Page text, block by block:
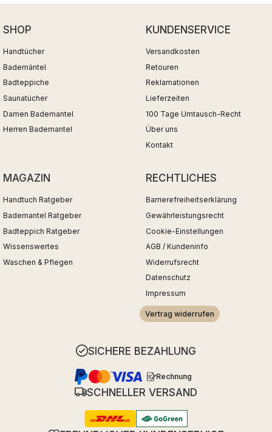
SHOP
Handtücher
Bademäntel
Badteppiche
Saunatücher
Damen Bademantel
Herren Bademantel
KUNDENSERVICE
Versandkosten
Retouren
Reklamationen
Lieferzeiten
100 Tage Umtausch-Recht
Über uns
Kontakt
MAGAZIN
Handtuch Ratgeber
Bademantel Ratgeber
Badteppich Ratgeber
Wissenswertes
Waschen & Pflegen
RECHTLICHES
Barrierefreiheitserklärung
Gewährleistungsrecht
Cookie-Einstellungen
AGB / Kundeninfo
Widerrufsrecht
Datenschutz
Impressum
Vertrag widerrufen
SICHERE BEZAHLUNG
Rechnung
SCHNELLER VERSAND